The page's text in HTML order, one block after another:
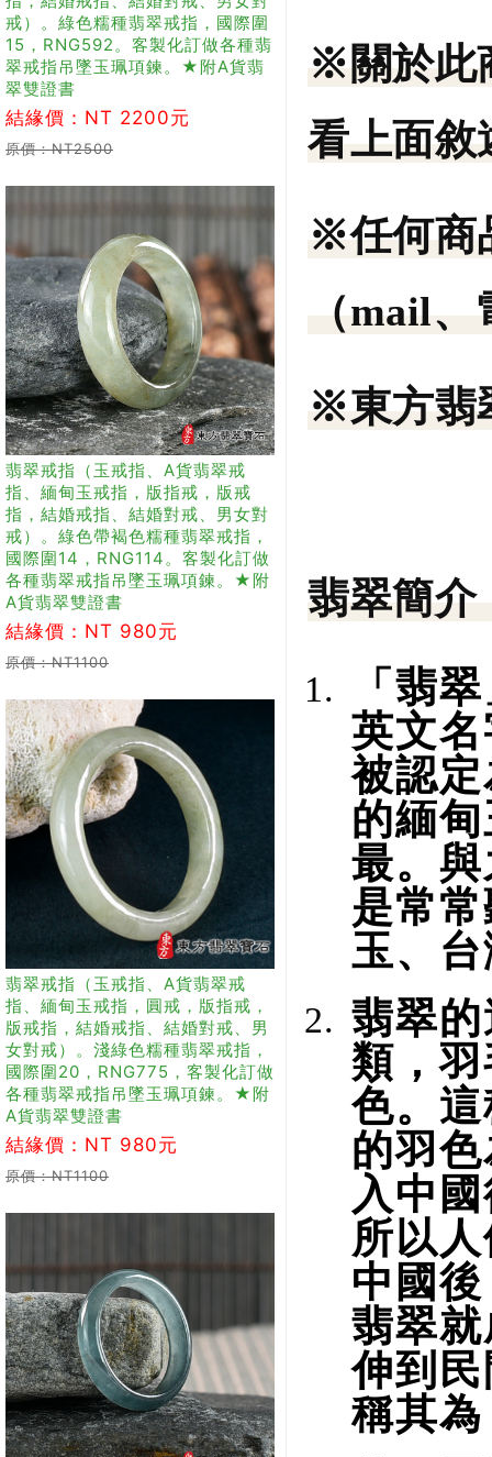
戒）。綠色糯種翡翠戒指，國際圍
15，RNG592。客製化訂做各種翡
翠戒指吊墜玉珮項鍊。★附A貨翡
翠雙證書
結緣價：NT 2200元
原價：NT2500
翡翠戒指（玉戒指、A貨翡翠戒
指、緬甸玉戒指，版指戒，版戒
指，結婚戒指、結婚對戒、男女對
戒）。綠色帶褐色糯種翡翠戒指，
國際圍14，RNG114。客製化訂做
各種翡翠戒指吊墜玉珮項鍊。★附
A貨翡翠雙證書
結緣價：NT 980元
原價：NT1100
翡翠戒指（玉戒指、A貨翡翠戒
指、緬甸玉戒指，圓戒，版指戒，
版戒指，結婚戒指、結婚對戒、男
女對戒）。淺綠色糯種翡翠戒指，
國際圍20，RNG775，客製化訂做
各種翡翠戒指吊墜玉珮項鍊。★附
A貨翡翠雙證書
結緣價：NT 980元
原價：NT1100
※關於此
看上面敘
※任何商
（mail
※東方翡
翡翠簡介
「翡
英文
被認
的緬
最。
是常
玉、
翡翠
類，
色。
的羽
入中
所以
中國
翡翠
伸到
稱其